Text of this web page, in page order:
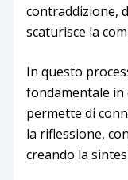
contraddizione,
scaturisce la
In questo
fondamentale
permette di
la riflessione,
creando la